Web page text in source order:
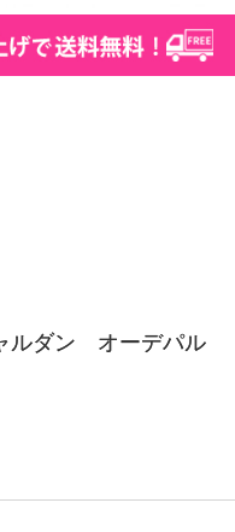
ダン オーデパル